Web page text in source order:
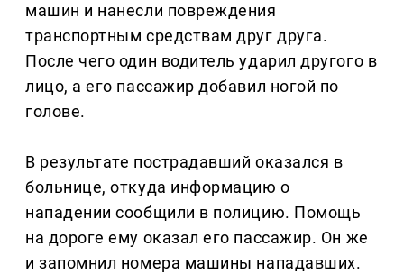
машин и нанесли повреждения
транспортным средствам друг друга.
После чего один водитель ударил другого в
лицо, а его пассажир добавил ногой по
голове.
В результате пострадавший оказался в
больнице, откуда информацию о
нападении сообщили в полицию. Помощь
на дороге ему оказал его пассажир. Он же
и запомнил номера машины нападавших.